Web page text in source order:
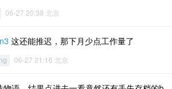
06-27 20:38 北京
这还能推迟，那下月少点工作量了
06-27 21:16 北京